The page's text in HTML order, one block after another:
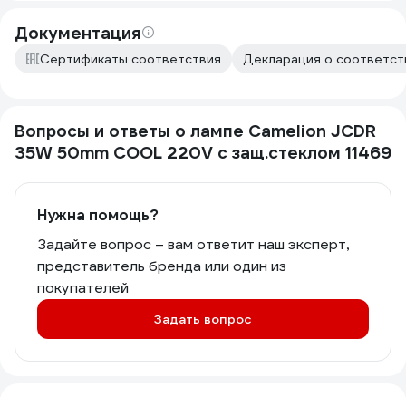
Документация
Сертификаты соответствия Декларация о
Вопросы и ответы о лампе Camelion JCDR
35W 50mm COOL 220V с защ.стеклом 11469
Нужна помощь?
Задайте вопрос – вам ответит наш эксперт,
представитель бренда или один из
покупателей
Задать вопрос